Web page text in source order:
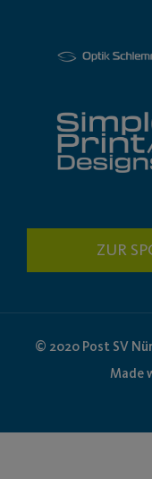
ZUR
© 2020 Post SV
Made